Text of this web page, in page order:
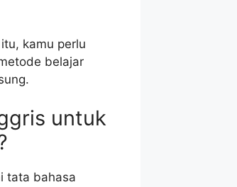
kamu perlu
belajar
untuk
tata bahasa